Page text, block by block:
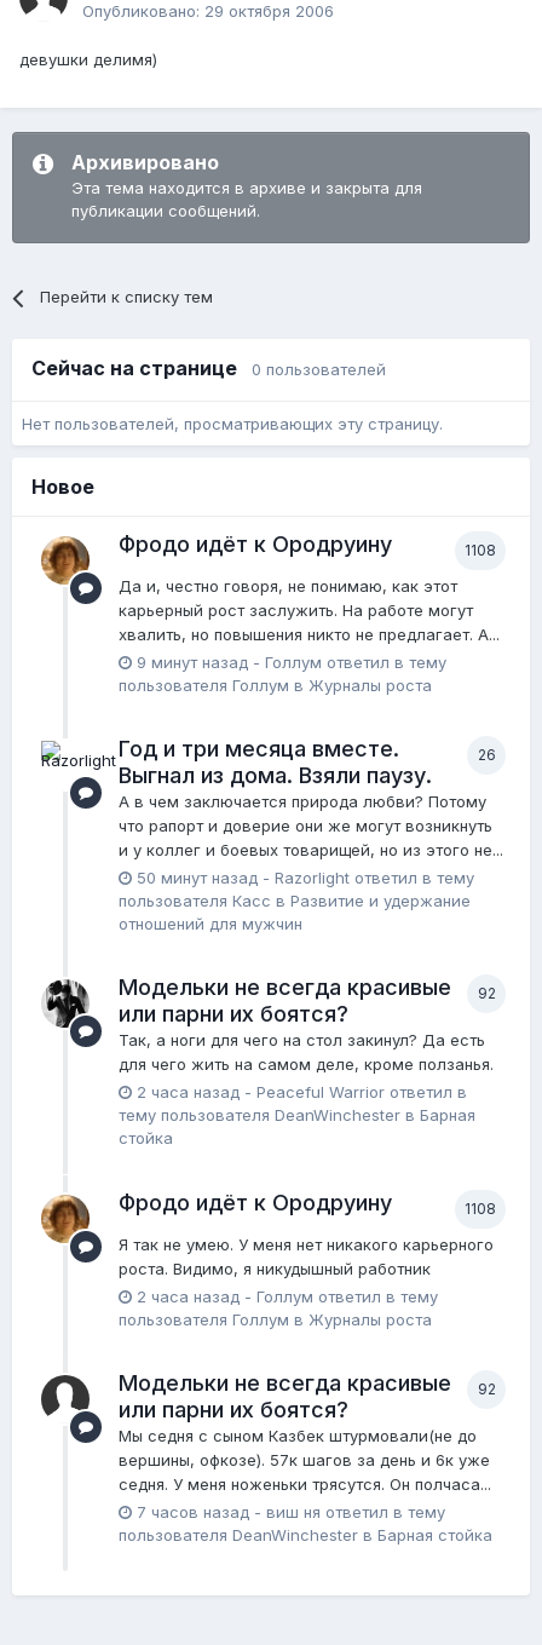
Опубликовано: 29 октября 2006
девушки делимя)
Архивировано
Эта тема находится в архиве и закрыта для
публикации сообщений.
Перейти к списку тем
Сейчас на странице 0 пользователей
Нет пользователей, просматривающих эту страницу.
Новое
1108
Фродо идёт к Ородруину
Да и, честно говоря, не понимаю, как этот
карьерный рост заслужить. На работе могут
хвалить, но повышения никто не предлагает. А...
9 минут назад - Голлум ответил в тему
пользователя Голлум в Журналы роста
26
Год и три месяца вместе.
Выгнал из дома. Взяли паузу.
А в чем заключается природа любви? Потому
что рапорт и доверие они же могут возникнуть
и у коллег и боевых товарищей, но из этого не...
50 минут назад - Razorlight ответил в тему
пользователя Касс в Pазвитие и удержание
отношений для мужчин
92
Модельки не всегда красивые
или парни их боятся?
Так, а ноги для чего на стол закинул? Да есть
для чего жить на самом деле, кроме ползанья.
2 часа назад - Peaceful Warrior ответил в
тему пользователя DeanWinchester в Барная
стойка
1108
Фродо идёт к Ородруину
Я так не умею. У меня нет никакого карьерного
роста. Видимо, я никудышный работник
2 часа назад - Голлум ответил в тему
пользователя Голлум в Журналы роста
92
Модельки не всегда красивые
или парни их боятся?
Мы седня с сыном Казбек штурмовали(не до
вершины, офкозе). 57к шагов за день и 6к уже
седня. У меня ноженьки трясутся. Он полчаса...
7 часов назад - виш ня ответил в тему
пользователя DeanWinchester в Барная стойка